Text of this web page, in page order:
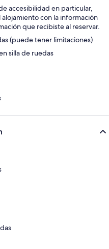
accesibilidad en particular,
con la información
que recibiste al reservar.
(puede tener limitaciones)
silla de ruedas